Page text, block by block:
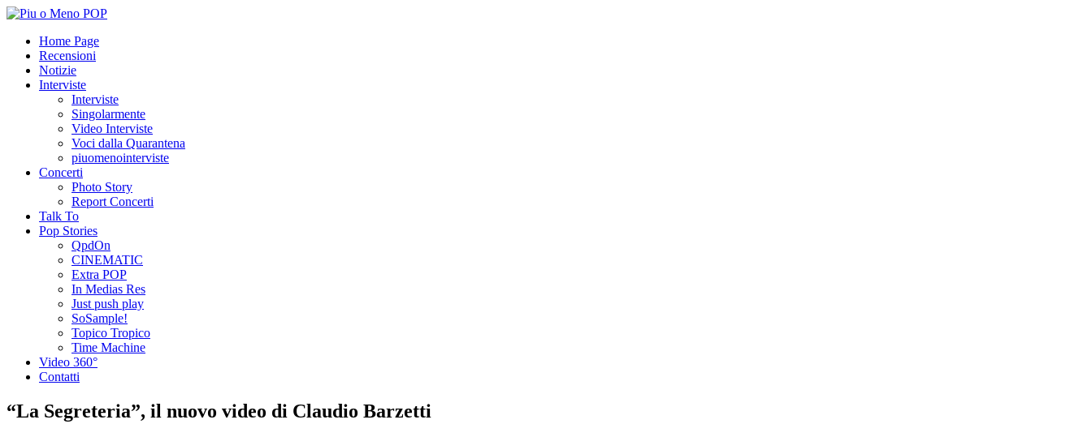
Home Page
Recensioni
Notizie
Interviste
Interviste
Singolarmente
Video Interviste
Voci dalla Quarantena
piuomenointerviste
Concerti
Photo Story
Report Concerti
Talk To
Pop Stories
QpdOn
CINEMATIC
Extra POP
In Medias Res
Just push play
SoSample!
Topico Tropico
Time Machine
Video 360°
Contatti
“La Segreteria”, il nuovo video di Claudio Barzetti